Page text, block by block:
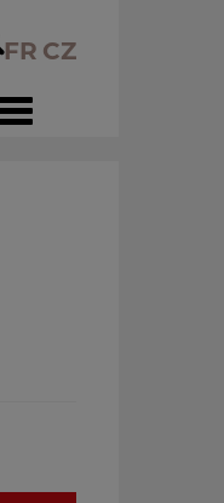
Toggle
navigation
FR CZ